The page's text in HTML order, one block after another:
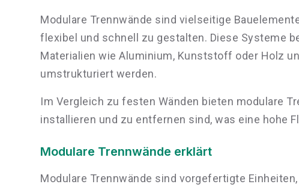
Modulare Trennwände sind vielseitige
flexibel und schnell zu gestalten. Diese Systeme
Materialien wie Aluminium, Kunststoff oder Holz
umstrukturiert werden.
Im Vergleich zu festen Wänden bieten modulare
installieren und zu entfernen sind, was eine hohe
Modulare Trennwände erklärt
Modulare Trennwände sind vorgefertigte